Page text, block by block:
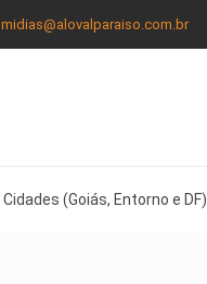
midias@alovalparaiso.com.br
Cidades (Goiás, Entorno e DF)